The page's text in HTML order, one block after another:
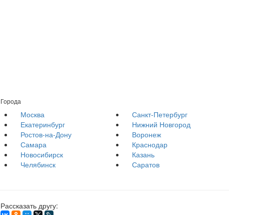
Города
Москва
Санкт-Петербург
Екатеринбург
Нижний Новгород
Ростов-на-Дону
Воронеж
Самара
Краснодар
Новосибирск
Казань
Челябинск
Саратов
Рассказать другу: